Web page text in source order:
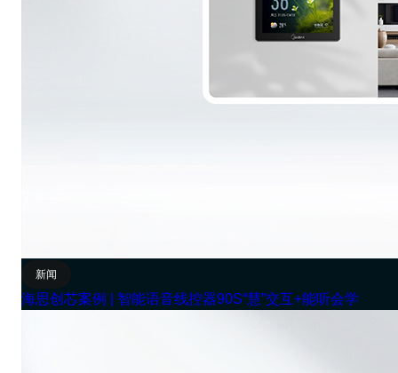
新闻
海思创芯案例 | 智能语音线控器90S“慧”交互+能听会学